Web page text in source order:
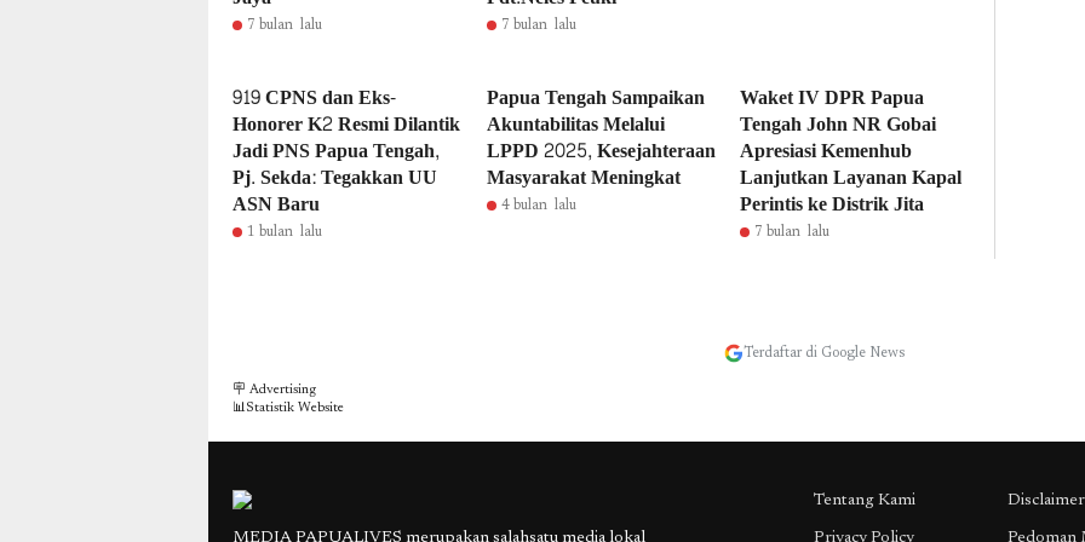
7 bulan lalu 7 bulan lalu
919 CPNS dan Eks-
Honorer K2 Resmi Dilantik
Jadi PNS Papua Tengah,
Pj. Sekda: Tegakkan UU
ASN Baru
1 bulan lalu
Papua Tengah Sampaikan
Akuntabilitas Melalui
LPPD 2025, Kesejahteraan
Masyarakat Meningkat
4 bulan lalu
Waket IV DPR Papua
Tengah John NR Gobai
Apresiasi Kemenhub
Lanjutkan Layanan Kapal
Perintis ke Distrik Jita
7 bulan lalu
Terdaftar di Google News
🪧 Advertising
📊Statistik Website
Tentang Kami
Privacy Policy
Disclaimer
Pedoman
MEDIA PAPUALIVES merupakan salahsatu media lokal